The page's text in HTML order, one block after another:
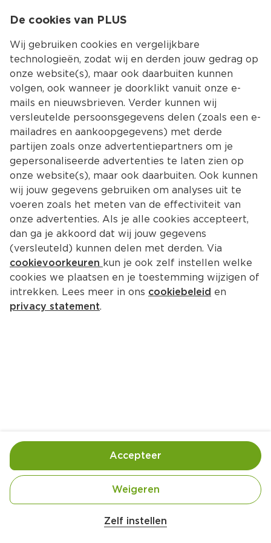
Kies jouw
2 theelepels fijne suiker
De cookies van PLUS
Wij gebruiken cookies en vergelijkbare
technologieën, zodat wij en derden jouw gedrag op
onze website(s), maar ook daarbuiten kunnen
volgen, ook wanneer je doorklikt vanuit onze e-
mails en nieuwsbrieven. Verder kunnen wij
versleutelde persoonsgegevens delen (zoals een e-
mailadres en aankoopgegevens) met derde
partijen zoals onze advertentiepartners om je
gepersonaliseerde advertenties te laten zien op
onze website(s), maar ook daarbuiten. Ook kunnen
wij jouw gegevens gebruiken om analyses uit te
voeren zoals het meten van de effectiviteit van
onze advertenties. Als je alle cookies accepteert,
dan ga je akkoord dat wij jouw gegevens
(versleuteld) kunnen delen met derden. Via
cookievoorkeuren kun je ook zelf instellen welke
cookies we plaatsen en je toestemming wijzigen of
intrekken. Lees meer in ons cookiebeleid en
privacy statement.
Zelf instellen
Weigeren
Accepteer